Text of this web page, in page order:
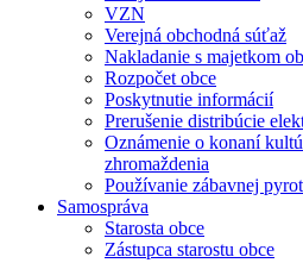
VZN
Verejná obchodná súťaž
Nakladanie s majetkom
Rozpočet obce
Poskytnutie informácií
Prerušenie distribúcie
Oznámenie o konaní
zhromaždenia
Používanie zábavnej
Samospráva
Starosta obce
Zástupca starostu obce